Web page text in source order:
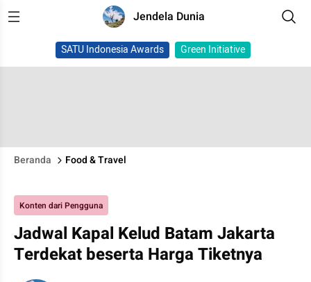
Jendela Dunia
SATU Indonesia Awards Green Initiative
Beranda Food & Travel
Konten dari Pengguna
Jadwal Kapal Kelud Batam Jakarta
Terdekat beserta Harga Tiketnya